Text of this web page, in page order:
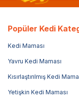
Popüler Kedi
Kedi Maması
Yavru Kedi Maması
Kısırlaştırılmış Kedi
Yetişkin Kedi Maması